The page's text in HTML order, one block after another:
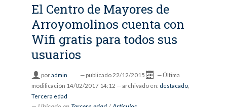
El Centro de Mayores de
Arroyomolinos cuenta con
Wifi gratis para todos sus
usuarios
poradmin — publicado 22/12/2015 — Última
modificación 14/02/2017 14:12 — archivado en: destacado,
Tercera edad